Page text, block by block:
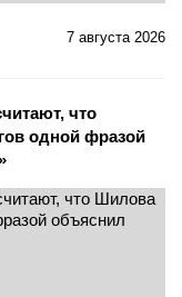
7 августа 2026
что
одной фразой